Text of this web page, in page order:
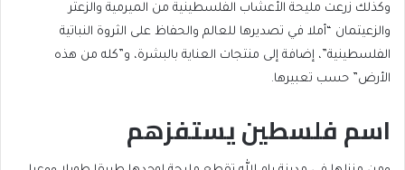
وكذلك زرعت مليحة الأعشاب الفلسطينية من الميرمية والزعتر
والزعيتمان “أملا في تصديرها للعالم والحفاظ على الثروة النباتية
الفلسطينية”، إضافة إلى منتجات العناية بالبشرة، و”كله من هذه
الأرض” حسب تعبيرها.
اسم فلسطين يستفزهم